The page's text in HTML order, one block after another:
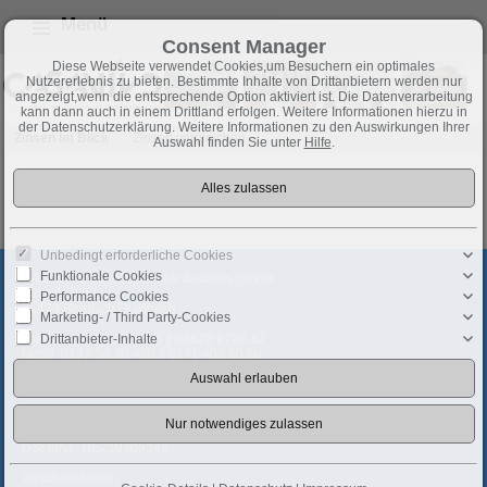
Menü
Zinsen vergleichen
CASAVIVO eine Marke der Saccess GmbH
Birkerfeld 99
51429 Bergisch Gladbach
Telefon:02204 810 748 || 02622 9720-52
Fax: 02204 473 452 || 02622 9720-53
Steuernummer: 204/5722/1348
Handelsregisternr.: HRB 47769 Köln
USt-IdNr.: DE219409349
Consent Manager
Diese Webseite verwendet Cookies,um Besuchern ein optimales
Nutzererlebnis zu bieten. Bestimmte Inhalte von Drittanbietern werden nur
angezeigt,wenn die entsprechende Option aktiviert ist. Die Datenverarbeitung
kann dann auch in einem Drittland erfolgen. Weitere Informationen hierzu in
der Datenschutzerklärung. Weitere Informationen zu den Auswirkungen Ihrer
Auswahl finden Sie unter Hilfe.
Unbedingt erforderliche Cookies
Funktionale Cookies
Performance Cookies
Marketing- / Third Party-Cookies
Drittanbieter-Inhalte